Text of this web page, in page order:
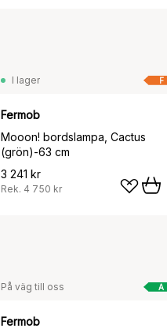
F
I lager
Fermob
Mooon! bordslampa, Cactus
(grön)-63 cm
3 241 kr
Rek. 4 750 kr
A
På väg till oss
Fermob